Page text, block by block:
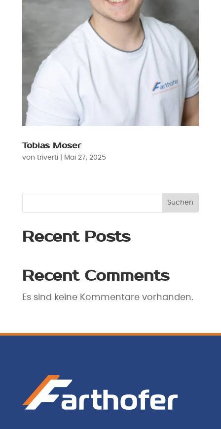
Tobias Moser
von triverti| Mai 27, 2025
Suchen
Recent Posts
Recent Comments
Es sind keine Kommentare vorhanden.